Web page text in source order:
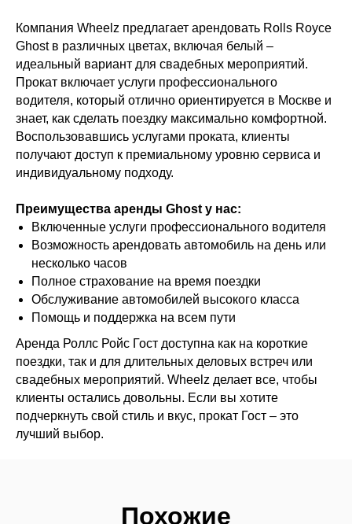
Компания Wheelz предлагает арендовать Rolls Royce
Ghost в различных цветах, включая белый –
идеальный вариант для свадебных мероприятий.
Прокат включает услуги профессионального
водителя, который отлично ориентируется в Москве и
знает, как сделать поездку максимально комфортной.
Воспользовавшись услугами проката, клиенты
получают доступ к премиальному уровню сервиса и
индивидуальному подходу.
Преимущества аренды Ghost у нас:
Включенные услуги профессионального водителя
Возможность арендовать автомобиль на день или
несколько часов
Полное страхование на время поездки
Обслуживание автомобилей высокого класса
Помощь и поддержка на всем пути
Аренда Роллс Ройс Гост доступна как на короткие
поездки, так и для длительных деловых встреч или
свадебных мероприятий. Wheelz делает все, чтобы
клиенты остались довольны. Если вы хотите
подчеркнуть свой стиль и вкус, прокат Гост – это
лучший выбор.
Похожие